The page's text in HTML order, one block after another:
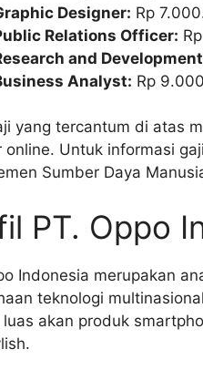
Designer: Rp
Relations Officer:
and
Analyst: Rp
yang tercantum di atas
online. Untuk informasi
Sumber Daya
PT. Oppo
Indonesia merupakan
teknologi
luas akan produk